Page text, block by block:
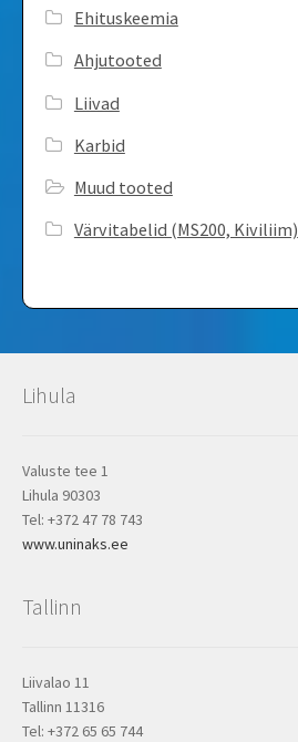
Ehituskeemia
Ahjutooted
Liivad
Karbid
Muud tooted
Värvitabelid ­(MS200, Kiviliim)
Lihula
Valuste tee 1
Lihula 90303
Tel: +372 47 78 743
www.uninaks.ee
Tallinn
Liivalao 11
Tallinn 11316
Tel: +372 65 65 744